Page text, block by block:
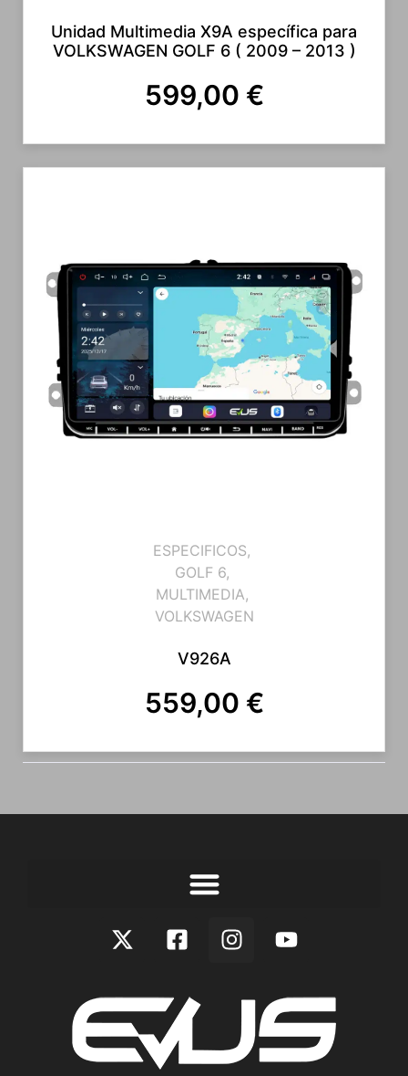
Unidad Multimedia X9A específica para
VOLKSWAGEN GOLF 6 ( 2009 – 2013 )
599,00 €
ESPECIFICOS,
GOLF 6,
MULTIMEDIA,
VOLKSWAGEN
V926A
559,00 €